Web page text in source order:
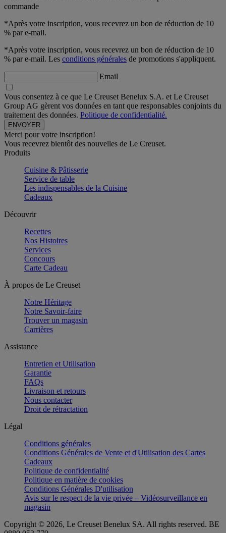
commande
*Après votre inscription, vous recevrez un bon de réduction de 10
% par e-mail.
*Après votre inscription, vous recevrez un bon de réduction de 10
% par e-mail. Les conditions générales de promotions s'appliquent.
Email
Vous consentez à ce que Le Creuset Benelux S.A. et Le Creuset
Group AG gèrent vos données en tant que responsables conjoints du
traitement des données. Politique de confidentialité.
Merci pour votre inscription!
Vous recevrez bientôt des nouvelles de Le Creuset.
Produits
Cuisine & Pâtisserie
Service de table
Les indispensables de la Cuisine
Cadeaux
Découvrir
Recettes
Nos Histoires
Services
Concours
Carte Cadeau
À propos de Le Creuset
Notre Héritage
Notre Savoir-faire
Trouver un magasin
Carrières
Assistance
Entretien et Utilisation
Garantie
FAQs
Livraison et retours
Nous contacter
Droit de rétractation
Légal
Conditions générales
Conditions Générales de Vente et d'Utilisation des Cartes
Cadeaux
Politique de confidentialité
Politique en matière de cookies
Conditions Générales D'utilisation
Avis sur le respect de la vie privée – Vidéosurveillance en
magasin
Copyright © 2026, Le Creuset Benelux SA. All rights reserved. BE